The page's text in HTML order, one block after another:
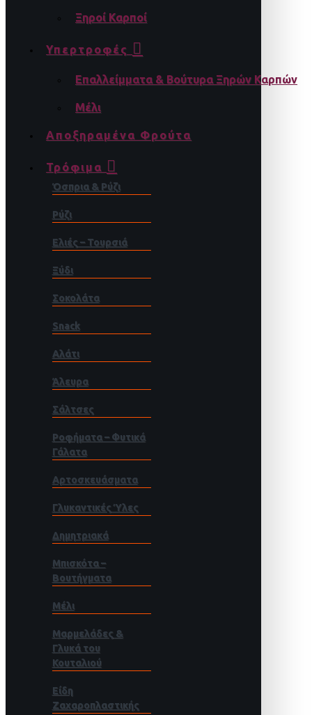
Ξηροί Καρποί
Υπερτροφές
Επαλλείμματα & Βούτυρα Ξηρών Καρπών
Μέλι
Αποξηραμένα Φρούτα
Τρόφιμα
Όσπρια & Ρύζι
Ρύζι
Ελιές – Τουρσιά
Ξύδι
Σοκολάτα
Snack
Αλάτι
Άλευρα
Σάλτσες
Ροφήματα – Φυτικά
Γάλατα
Αρτοσκευάσματα
Γλυκαντικές Ύλες
Δημητριακά
Μπισκότα –
Βουτήγματα
Μέλι
Μαρμελάδες &
Γλυκά του
Κουταλιού
Είδη
Ζαχαροπλαστικής